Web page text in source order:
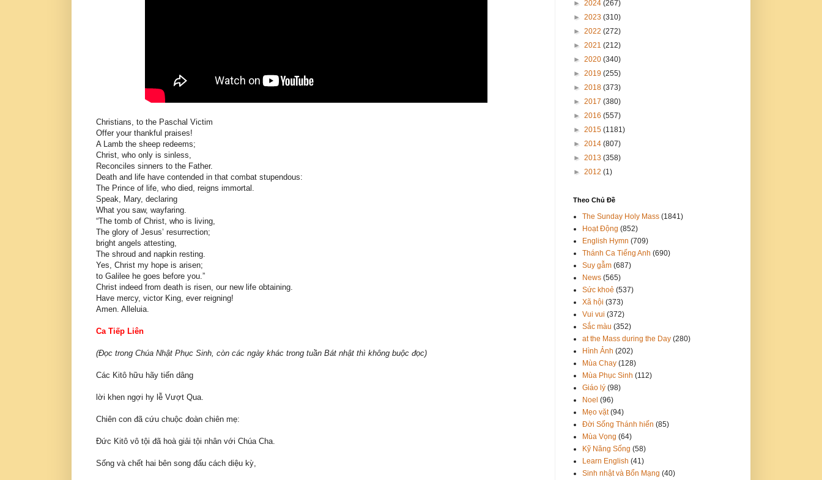
Christians, to the Paschal Victim
Offer your thankful praises!
A Lamb the sheep redeems;
Christ, who only is sinless,
Reconciles sinners to the Father.
Death and life have contended in that combat stupendous:
The Prince of life, who died, reigns immortal.
Speak, Mary, declaring
What you saw, wayfaring.
“The tomb of Christ, who is living,
The glory of Jesus’ resurrection;
bright angels attesting,
The shroud and napkin resting.
Yes, Christ my hope is arisen;
to Galilee he goes before you.”
Christ indeed from death is risen, our new life obtaining.
Have mercy, victor King, ever reigning!
Amen. Alleluia.
Ca Tiếp Liên
(Ðọc trong Chúa Nhật Phục Sinh, còn các ngày khác trong tuần Bát nhật thì không buộc đọc)
Các Kitô hữu hãy tiến dâng
lời khen ngợi hy lễ Vượt Qua.
Chiên con đã cứu chuộc đoàn chiên mẹ:
Ðức Kitô vô tội đã hoà giải tội nhân với Chúa Cha.
Sống và chết hai bên song đấu cách diệu kỳ,
► 2024 (267)
► 2023 (310)
► 2022 (272)
► 2021 (212)
► 2020 (340)
► 2019 (255)
► 2018 (373)
► 2017 (380)
► 2016 (557)
► 2015 (1181)
► 2014 (807)
► 2013 (358)
► 2012 (1)
Theo Chủ Đề
The Sunday Holy Mass (1841)
Hoạt Động (852)
English Hymn (709)
Thánh Ca Tiếng Anh (690)
Suy gẫm (687)
News (565)
Sức khoẻ (537)
Xã hội (373)
Vui vui (372)
Sắc màu (352)
at the Mass during the Day (280)
Hình Ảnh (202)
Mùa Chay (128)
Mùa Phục Sinh (112)
Giáo lý (98)
Noel (96)
Mẹo vặt (94)
Đời Sống Thánh hiến (85)
Mùa Vọng (64)
Kỹ Năng Sống (58)
Learn English (41)
Sinh nhật và Bổn Mạng (40)